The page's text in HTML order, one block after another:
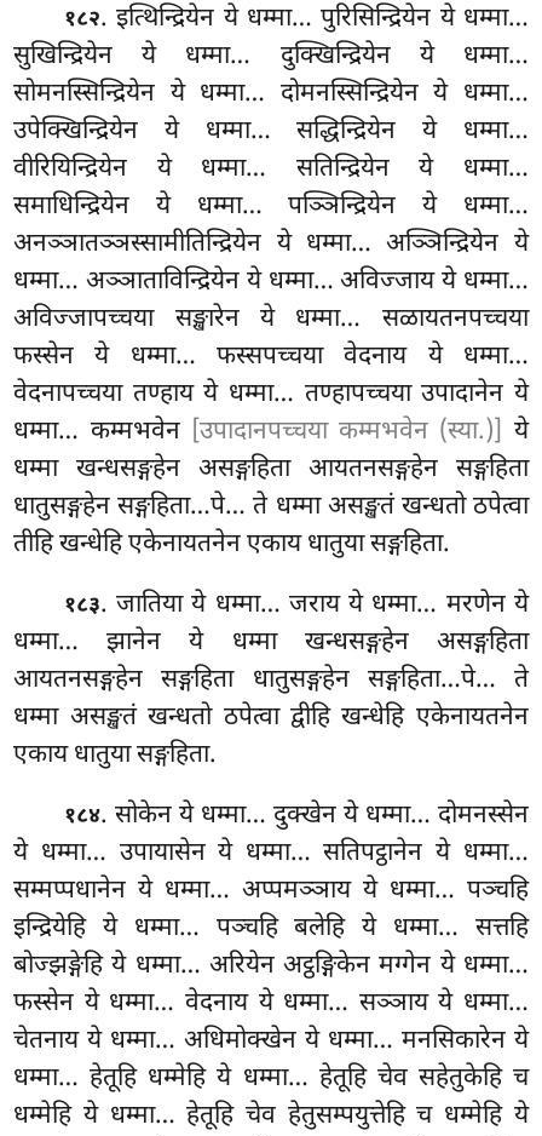
१८२. इत्थिन्द्रियेन ये धम्मा… पुरिसिन्द्रियेन ये धम्मा…
सुखिन्द्रियेन ये धम्मा… दुक्खिन्द्रियेन ये धम्मा…
सोमनस्सिन्द्रियेन ये धम्मा… दोमनस्सिन्द्रियेन ये धम्मा…
उपेक्खिन्द्रियेन ये धम्मा… सद्धिन्द्रियेन ये धम्मा…
वीरियिन्द्रियेन ये धम्मा… सतिन्द्रियेन ये धम्मा…
समाधिन्द्रियेन ये धम्मा… पञ्ञिन्द्रियेन ये धम्मा…
अनञ्ञातञ्ञस्सामीतिन्द्रियेन ये धम्मा… अञ्ञिन्द्रियेन ये
धम्मा… अञ्ञाताविन्द्रियेन ये धम्मा… अविज्जाय ये धम्मा…
अविज्जापच्चया सङ्खारेन ये धम्मा… सळायतनपच्चया
फस्सेन ये धम्मा… फस्सपच्चया वेदनाय ये धम्मा…
वेदनापच्चया तण्हाय ये धम्मा… तण्हापच्चया उपादानेन ये
धम्मा… कम्मभवेन [उपादानपच्चया कम्मभवेन (स्या.)] ये
धम्मा खन्धसङ्गहेन असङ्गहिता आयतनसङ्गहेन सङ्गहिता
धातुसङ्गहेन सङ्गहिता…पे… ते धम्मा असङ्खतं खन्धतो ठपेत्वा
तीहि खन्धेहि एकेनायतनेन एकाय धातुया सङ्गहिता.
१८३. जातियाये धम्मा… जराय ये धम्मा… मरणेन ये
धम्मा… झानेन ये धम्मा खन्धसङ्गहेन असङ्गहिता
आयतनसङ्गहेन सङ्गहिता धातुसङ्गहेन सङ्गहिता…पे… ते
धम्मा असङ्खतं खन्धतो ठपेत्वा द्वीहि खन्धेहि एकेनायतनेन
एकाय धातुया सङ्गहिता.
१८४. सोकेन ये धम्मा… दुक्खेन ये धम्मा… दोमनस्सेन
ये धम्मा… उपायासेन ये धम्मा… सतिपट्ठानेन ये धम्मा…
सम्मप्पधानेन ये धम्मा… अप्पमञ्ञाय ये धम्मा… पञ्चहि
इन्द्रियेहि ये धम्मा… पञ्चहि बलेहि ये धम्मा… सत्तहि
बोज्झङ्गेहि ये धम्मा… अरियेन अट्ठङ्गिकेन मग्गेन ये धम्मा…
फस्सेन ये धम्मा… वेदनाय ये धम्मा… सञ्ञाय ये धम्मा…
चेतनाय ये धम्मा… अधिमोक्खेन ये धम्मा… मनसिकारेन ये
धम्मा… हेतूहि धम्मेहि ये धम्मा… हेतूहि चेव सहेतुकेहि च
धम्मेहि ये धम्मा… हेतूहि चेव हेतुसम्पयुत्तेहि च धम्मेहि ये